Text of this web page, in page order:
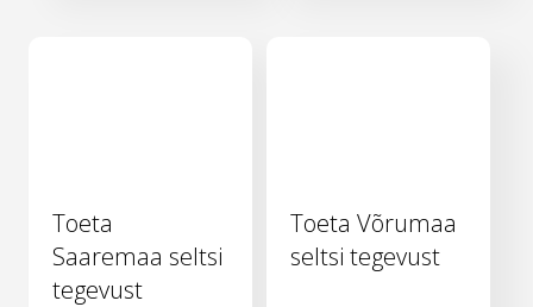
Toeta
Saaremaa seltsi
tegevust
Toeta Võrumaa
seltsi tegevust